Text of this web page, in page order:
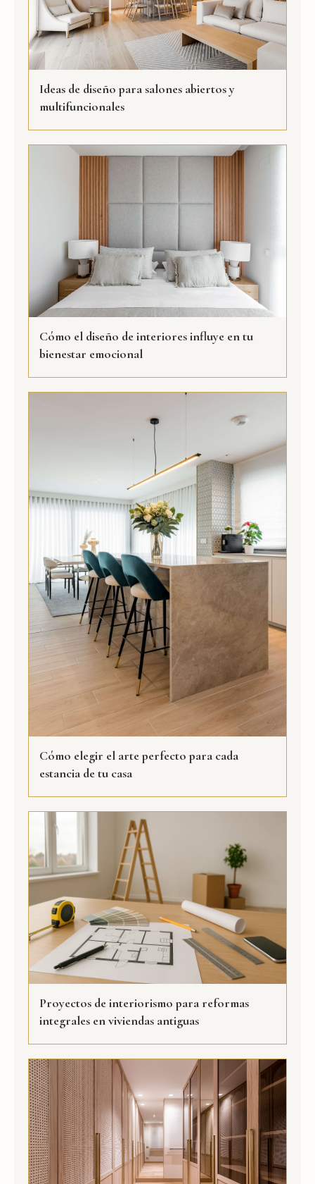
Ideas de diseño para salones abiertos y
multifuncionales
Cómo el diseño de interiores influye en tu
bienestar emocional
Cómo elegir el arte perfecto para cada
estancia de tu casa
Proyectos de interiorismo para reformas
integrales en viviendas antiguas